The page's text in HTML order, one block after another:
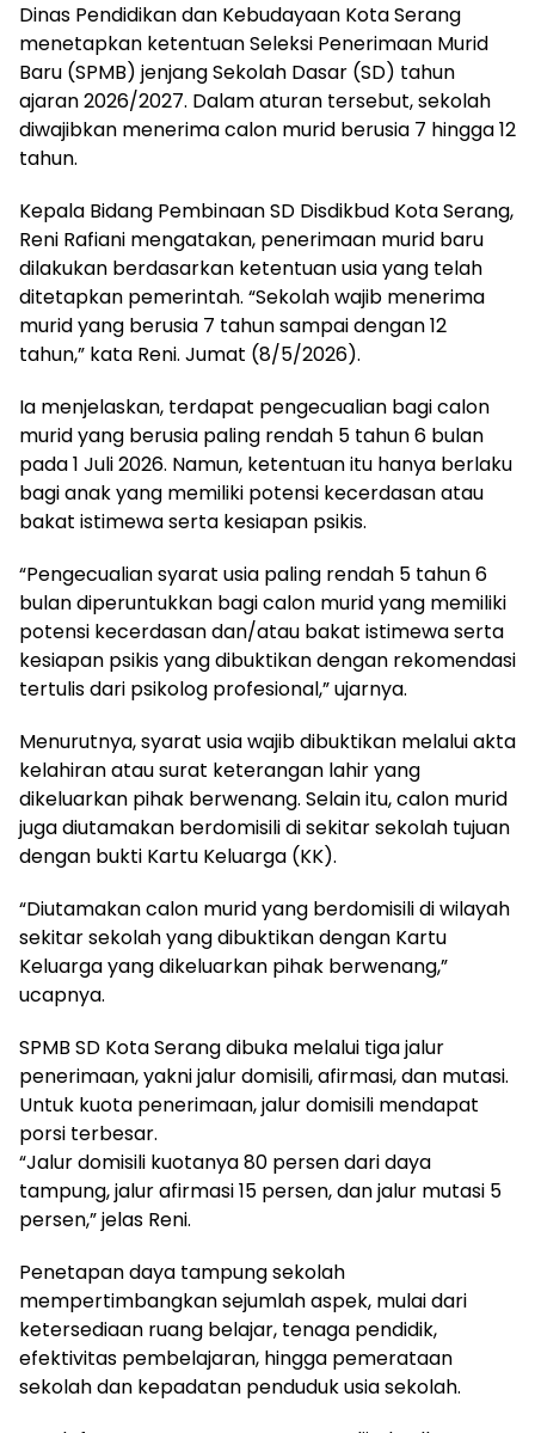
Dinas Pendidikan dan Kebudayaan Kota Serang
menetapkan ketentuan Seleksi Penerimaan Murid
Baru (SPMB) jenjang Sekolah Dasar (SD) tahun
ajaran 2026/2027. Dalam aturan tersebut, sekolah
diwajibkan menerima calon murid berusia 7 hingga 12
tahun.
Kepala Bidang Pembinaan SD Disdikbud Kota Serang,
Reni Rafiani mengatakan, penerimaan murid baru
dilakukan berdasarkan ketentuan usia yang telah
ditetapkan pemerintah. “Sekolah wajib menerima
murid yang berusia 7 tahun sampai dengan 12
tahun,” kata Reni. Jumat (8/5/2026).
Ia menjelaskan, terdapat pengecualian bagi calon
murid yang berusia paling rendah 5 tahun 6 bulan
pada 1 Juli 2026. Namun, ketentuan itu hanya berlaku
bagi anak yang memiliki potensi kecerdasan atau
bakat istimewa serta kesiapan psikis.
“Pengecualian syarat usia paling rendah 5 tahun 6
bulan diperuntukkan bagi calon murid yang memiliki
potensi kecerdasan dan/atau bakat istimewa serta
kesiapan psikis yang dibuktikan dengan rekomendasi
tertulis dari psikolog profesional,” ujarnya.
Menurutnya, syarat usia wajib dibuktikan melalui akta
kelahiran atau surat keterangan lahir yang
dikeluarkan pihak berwenang. Selain itu, calon murid
juga diutamakan berdomisili di sekitar sekolah tujuan
dengan bukti Kartu Keluarga (KK).
“Diutamakan calon murid yang berdomisili di wilayah
sekitar sekolah yang dibuktikan dengan Kartu
Keluarga yang dikeluarkan pihak berwenang,”
ucapnya.
SPMB SD Kota Serang dibuka melalui tiga jalur
penerimaan, yakni jalur domisili, afirmasi, dan mutasi.
Untuk kuota penerimaan, jalur domisili mendapat
porsi terbesar.
“Jalur domisili kuotanya 80 persen dari daya
tampung, jalur afirmasi 15 persen, dan jalur mutasi 5
persen,” jelas Reni.
Penetapan daya tampung sekolah
mempertimbangkan sejumlah aspek, mulai dari
ketersediaan ruang belajar, tenaga pendidik,
efektivitas pembelajaran, hingga pemerataan
sekolah dan kepadatan penduduk usia sekolah.